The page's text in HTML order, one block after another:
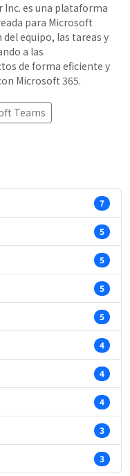
es una plataforma
para Microsoft
equipo, las tareas y
a las
de forma eficiente y
Microsoft 365.
Teams
7
5
5
5
5
4
4
4
3
3